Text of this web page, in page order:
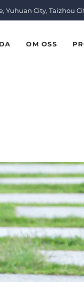
Yuhuan City, Taizhou
OM OSS